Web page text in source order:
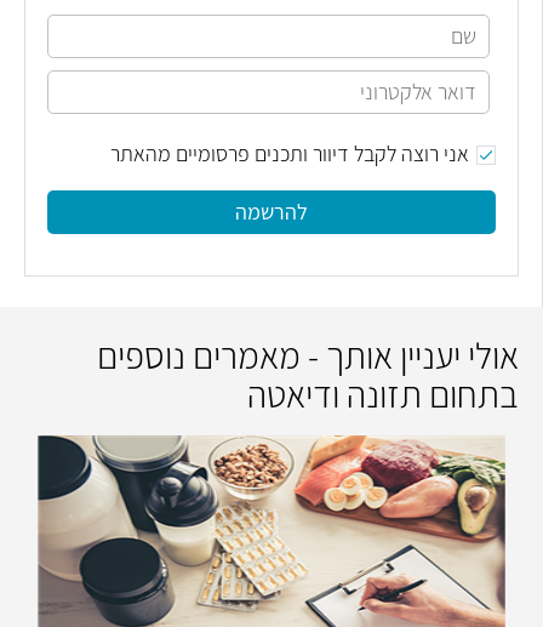
אני רוצה לקבל דיוור ותכנים פרסומיים מהאתר
להרשמה
אולי יעניין אותך - מאמרים נוספים
בתחום תזונה ודיאטה